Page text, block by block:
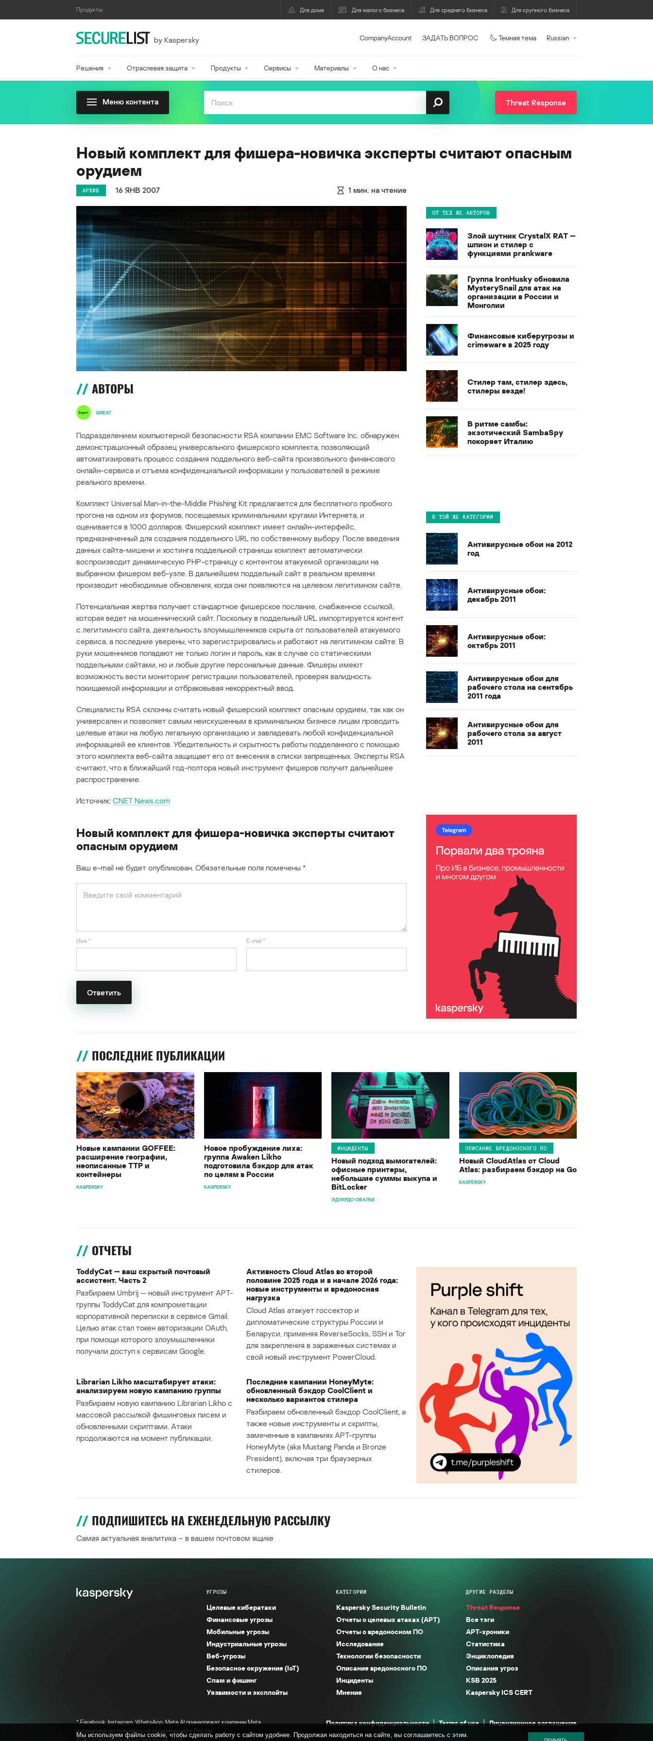
Продукты: Для дома Для малого бизнеса Для среднего бизнеса Для крупного бизнеса
by Kaspersky CompanyAccount ЗАДАТЬ ВОПРОС Темная тема Russian
Решения Отраслевая защита Продукты Сервисы Материалы О нас
Меню контента Threat Response
Новый комплект для фишера-новичка эксперты считают опасным
орудием
АРХИВ 16 ЯНВ 2007 1 мин. на чтение
АВТОРЫ
GREAT
Подразделением компьютерной безопасности RSA компании EMC Software Inc. обнаружен
демонстрационный образец универсального фишерского комплекта, позволяющий
автоматизировать процесс создания поддельного веб-сайта произвольного финансового
онлайн-сервиса и отъема конфиденциальной информации у пользователей в режиме
реального времени.
Комплект Universal Man-in-the-Middle Phishing Kit предлагается для бесплатного пробного
прогона на одном из форумов, посещаемых криминальными кругами Интернета, и
оценивается в 1000 долларов. Фишерский комплект имеет онлайн-интерфейс,
предназначенный для создания поддельного URL по собственному выбору. После введения
данных сайта-мишени и хостинга поддельной страницы комплект автоматически
воспроизводит динамическую РНР-страницу с контентом атакуемой организации на
выбранном фишером веб-узле. В дальнейшем поддельный сайт в реальном времени
производит необходимые обновления, когда они появляются на целевом легитимном сайте.
Потенциальная жертва получает стандартное фишерское послание, снабженное ссылкой,
которая ведет на мошеннический сайт. Поскольку в поддельный URL импортируется контент
с легитимного сайта, деятельность злоумышленников скрыта от пользователей атакуемого
сервиса, а последние уверены, что зарегистрировались и работают на легитимном сайте. В
руки мошенников попадают не только логин и пароль, как в случае со статическими
поддельными сайтами, но и любые другие персональные данные. Фишеры имеют
возможность вести мониторинг регистрации пользователей, проверяя валидность
похищаемой информации и отбраковывая некорректный ввод.
Специалисты RSA склонны считать новый фишерский комплект опасным орудием, так как он
универсален и позволяет самым неискушенным в криминальном бизнесе лицам проводить
целевые атаки на любую легальную организацию и завладевать любой конфиденциальной
информацией ее клиентов. Убедительность и скрытность работы подделанного с помощью
этого комплекта веб-сайта защищает его от внесения в списки запрещенных. Эксперты RSA
считают, что в ближайший год-полтора новый инструмент фишеров получит дальнейшее
распространение.
Источник: CNET News.com
Новый комплект для фишера-новичка эксперты считают
опасным орудием
Ваш e-mail не будет опубликован. Обязательные поля помечены *
Имя * E-mail *
ОТ ТЕХ ЖЕ АВТОРОВ
Злой шутник CrystalX RAT —
шпион и стилер с
функциями prankware
Группа IronHusky обновила
MysterySnail для атак на
организации в России и
Монголии
Финансовые киберугрозы и
crimeware в 2025 году
Стилер там, стилер здесь,
стилеры везде!
В ритме самбы:
экзотический SambaSpy
покоряет Италию
В ТОЙ ЖЕ КАТЕГОРИИ
Антивирусные обои на 2012
год
Антивирусные обои:
декабрь 2011
Антивирусные обои:
октябрь 2011
Антивирусные обои для
рабочего стола на сентябрь
2011 года
Антивирусные обои для
рабочего стола за август
2011
ПОСЛЕДНИЕ ПУБЛИКАЦИИ
Новые кампании GOFFEE:
расширение географии,
неописанные TTP и
контейнеры
KASPERSKY
Новое пробуждение лиха:
группа Awaken Likho
подготовила бэкдор для атак
по целям в России
KASPERSKY
ИНЦИДЕНТЫ
Новый подход вымогателей:
офисные принтеры,
небольшие суммы выкупа и
BitLocker
ЭДУАРДО ОВАЛЬЕ
ОПИСАНИЕ ВРЕДОНОСНОГО ПО
Новый CloudAtlas от Cloud
Atlas: разбираем бэкдор на Go
KASPERSKY
ОТЧЕТЫ
ToddyCat — ваш скрытый почтовый
ассистент. Часть 2
Разбираем Umbrij — новый инструмент APT-
группы ToddyCat для компрометации
корпоративной переписки в сервисе Gmail.
Целью атак стал токен авторизации OAuth,
при помощи которого злоумышленники
получали доступ к сервисам Google.
Активность Cloud Atlas во второй
половине 2025 года и в начале 2026 года:
новые инструменты и вредоносная
нагрузка
Cloud Atlas атакует госсектор и
дипломатические структуры России и
Беларуси, применяя ReverseSocks, SSH и Tor
для закрепления в зараженных системах и
свой новый инструмент PowerCloud.
Librarian Likho масштабирует атаки:
анализируем новую кампанию группы
Разбираем новую кампанию Librarian Likho с
массовой рассылкой фишинговых писем и
обновленными скриптами. Атаки
продолжаются на момент публикации.
Последние кампании HoneyMyte:
обновленный бэкдор CoolClient и
несколько вариантов стилера
Разбираем обновленный бэкдор CoolClient, а
также новые инструменты и скрипты,
замеченные в кампаниях APT-группы
HoneyMyte (aka Mustang Panda и Bronze
President), включая три браузерных
стилеров.
ПОДПИШИТЕСЬ НА ЕЖЕНЕДЕЛЬНУЮ РАССЫЛКУ
Самая актуальная аналитика – в вашем почтовом ящике
УГРОЗЫ
Целевые кибератаки
Финансовые угрозы
Мобильные угрозы
Индустриальные угрозы
Веб-угрозы
Безопасное окружение (IoT)
Спам и фишинг
Уязвимости и эксплойты
КАТЕГОРИИ
Kaspersky Security Bulletin
Отчеты о целевых атаках (APT)
Отчеты о вредоносном ПО
Исследование
Технологии безопасности
Описание вредоносного ПО
Инциденты
Мнение
ДРУГИЕ РАЗДЕЛЫ
Threat Response
Все тэги
APT-хроники
Статистика
Энциклопедия
Описания угроз
KSB 2025
Kaspersky ICS CERT
* Facebook, Instagram, WhatsApp, Meta AI принадлежат компании Meta,
признанной экстремистской организацией в России.
© АО «Лаборатория Касперского», 2026.
Политика конфиденциальности Terms of use Лицензионное соглашение
Мы используем файлы cookie, чтобы сделать работу с сайтом удобнее. Продолжая находиться на сайте, вы соглашаетесь с этим.